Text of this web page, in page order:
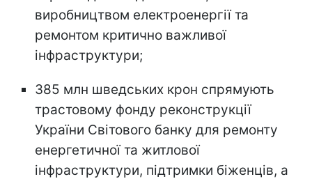
виробництвом електроенергії та
ремонтом критично важливої
інфраструктури;
385 млн шведських крон спрямують
трастовому фонду реконструкції
України Світового банку для ремонту
енергетичної та житлової
інфраструктури, підтримки біженців, а